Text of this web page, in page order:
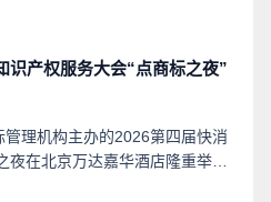
识产权服务大会“点商标之夜”
理机构主办的2026第四届快消
夜在北京万达嘉华酒店隆重举
宁、江苏省商标协会秘书长刘